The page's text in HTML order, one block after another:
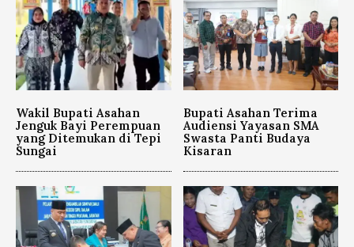
Wakil Bupati Asahan
Jenguk Bayi Perempuan
yang Ditemukan di Tepi
Sungai
Bupati Asahan Terima
Audiensi Yayasan SMA
Swasta Panti Budaya
Kisaran